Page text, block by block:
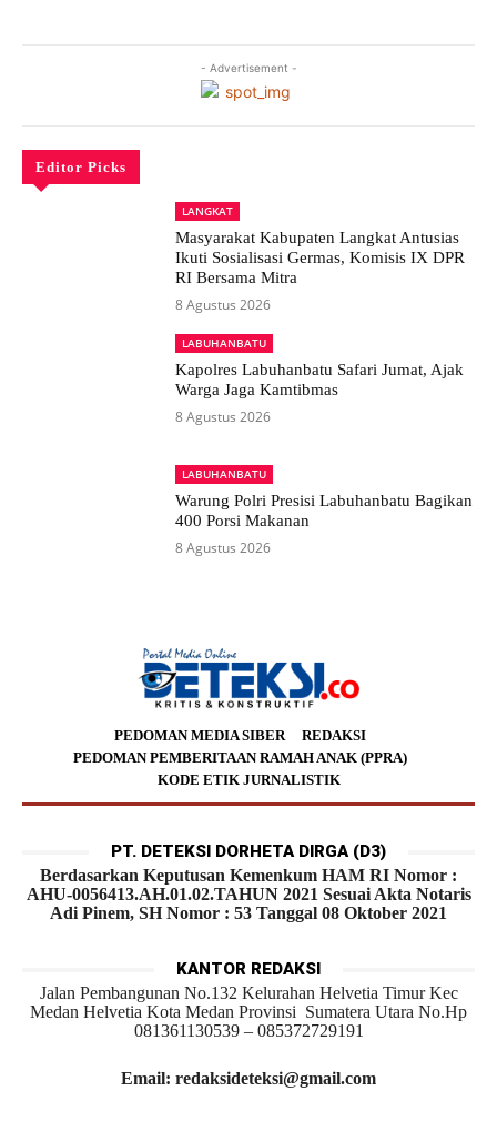
- Advertisement -
Editor Picks
LANGKAT
Masyarakat Kabupaten Langkat Antusias
Ikuti Sosialisasi Germas, Komisis IX DPR
RI Bersama Mitra
8 Agustus 2026
LABUHANBATU
Kapolres Labuhanbatu Safari Jumat, Ajak
Warga Jaga Kamtibmas
8 Agustus 2026
LABUHANBATU
Warung Polri Presisi Labuhanbatu Bagikan
400 Porsi Makanan
8 Agustus 2026
PEDOMAN MEDIA SIBER
REDAKSI
PEDOMAN PEMBERITAAN RAMAH ANAK (PPRA)
KODE ETIK JURNALISTIK
PT. DETEKSI DORHETA DIRGA (D3)
Berdasarkan Keputusan Kemenkum HAM RI Nomor :
AHU-0056413.AH.01.02.TAHUN 2021 Sesuai Akta Notaris
Adi Pinem, SH Nomor : 53 Tanggal 08 Oktober 2021
KANTOR REDAKSI
Jalan Pembangunan No.132 Kelurahan Helvetia Timur Kec
Medan Helvetia Kota Medan Provinsi Sumatera Utara No.Hp
081361130539 – 085372729191
Email: redaksideteksi@gmail.com